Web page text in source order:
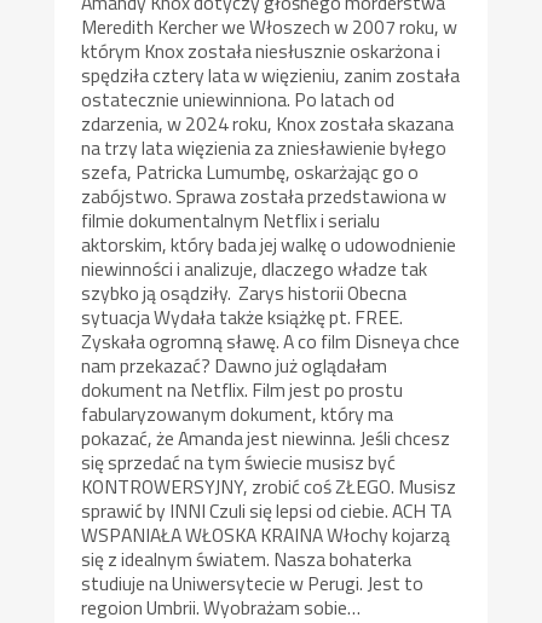
Meredith Kercher we Włoszech w 2007 roku, w
którym Knox została niesłusznie oskarżona i
spędziła cztery lata w więzieniu, zanim została
ostatecznie uniewinniona. Po latach od
zdarzenia, w 2024 roku, Knox została skazana
na trzy lata więzienia za zniesławienie byłego
szefa, Patricka Lumumbę, oskarżając go o
zabójstwo. Sprawa została przedstawiona w
filmie dokumentalnym Netflix i serialu
aktorskim, który bada jej walkę o udowodnienie
niewinności i analizuje, dlaczego władze tak
szybko ją osądziły. Zarys historii Obecna
sytuacja Wydała także książkę pt. FREE.
Zyskała ogromną sławę. A co film Disneya chce
nam przekazać? Dawno już oglądałam
dokument na Netflix. Film jest po prostu
fabularyzowanym dokument, który ma
pokazać, że Amanda jest niewinna. Jeśli chcesz
się sprzedać na tym świecie musisz być
KONTROWERSYJNY, zrobić coś ZŁEGO. Musisz
sprawić by INNI Czuli się lepsi od ciebie. ACH TA
WSPANIAŁA WŁOSKA KRAINA Włochy kojarzą
się z idealnym światem. Nasza bohaterka
studiuje na Uniwersytecie w Perugi. Jest to
regoion Umbrii. Wyobrażam sobie…